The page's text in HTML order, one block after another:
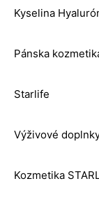
Kyselina
Pánska
Starlife
Výživové
Kozmetika